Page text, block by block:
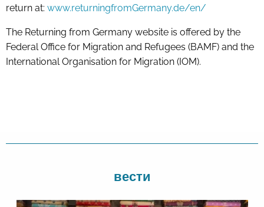
return at: www.returningfromGermany.de/en/
The Returning from Germany website is offered by the
Federal Office for Migration and Refugees (BAMF) and the
International Organisation for Migration (IOM).
вести